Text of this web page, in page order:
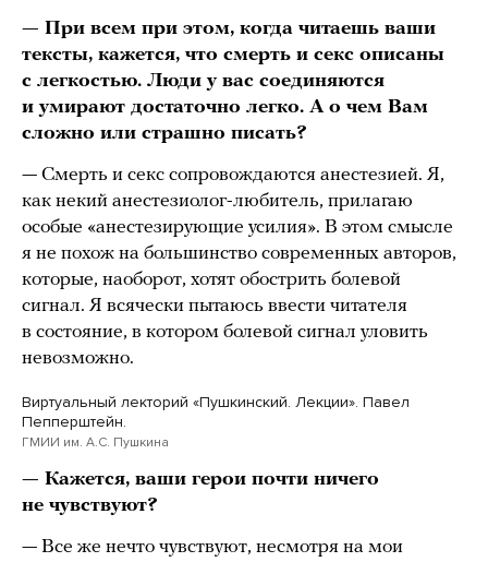
— При всем при этом, когда читаешь ваши
тексты, кажется, что смерть и секс описаны
с легкостью. Люди у вас соединяются
и умирают достаточно легко. А о чем Вам
сложно или страшно писать?
— Смерть и секс сопровождаются анестезией. Я,
как некий анестезиолог-любитель, прилагаю
особые «анестезирующие усилия». В этом смысле
я не похож на большинство современных авторов,
которые, наоборот, хотят обострить болевой
сигнал. Я всячески пытаюсь ввести читателя
в состояние, в котором болевой сигнал уловить
невозможно.
Виртуальный лекторий «Пушкинский. Лекции». Павел
Пепперштейн.
ГМИИ им. А.С. Пушкина
— Кажется, ваши герои почти ничего
не чувствуют?
— Все же нечто чувствуют, несмотря на мои